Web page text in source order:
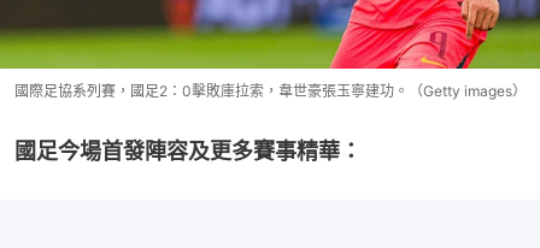
國際足協系列賽，國足2：0擊敗庫拉索，韋世豪張玉寧建功。（Getty images）
國足今場首發陣容及更多賽事精華：